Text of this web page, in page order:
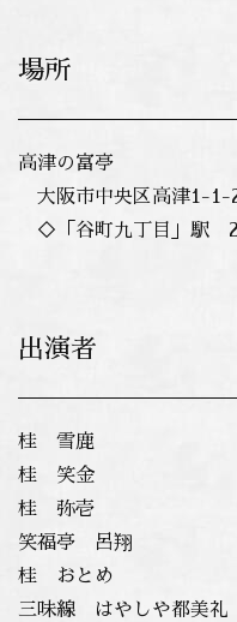
場所
高津の富亭
大阪市中央区高津1-1-
◇「谷町九丁目」駅 2
出演者
桂 雪鹿
桂 笑金
桂 弥壱
笑福亭 呂翔
桂 おとめ
三味線 はやしや都美礼